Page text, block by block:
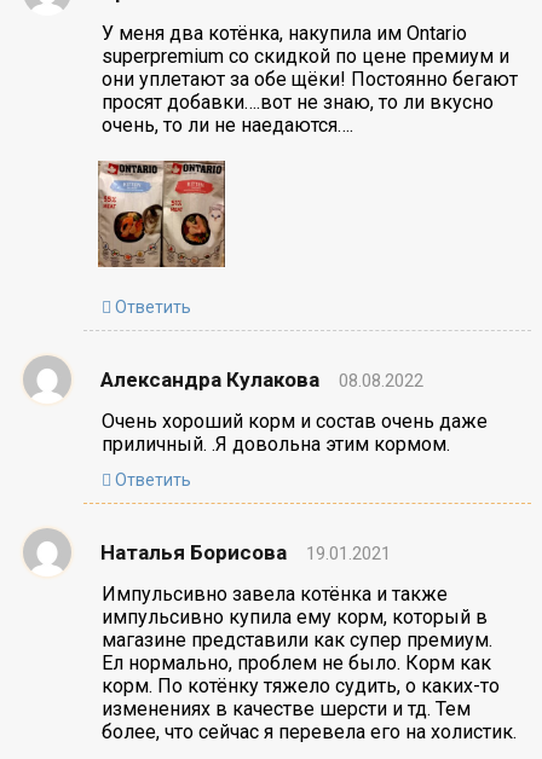
У меня два котёнка, накупила им Ontario
superpremium со скидкой по цене премиум и
они уплетают за обе щёки! Постоянно бегают
просят добавки….вот не знаю, то ли вкусно
очень, то ли не наедаются….
Ответить
Александра Кулакова 08.08.2022
Очень хороший корм и состав очень даже
приличный. .Я довольна этим кормом.
Ответить
Наталья Борисова 19.01.2021
Импульсивно завела котёнка и также
импульсивно купила ему корм, который в
магазине представили как супер премиум.
Ел нормально, проблем не было. Корм как
корм. По котёнку тяжело судить, о каких-то
изменениях в качестве шерсти и тд. Тем
более, что сейчас я перевела его на холистик.